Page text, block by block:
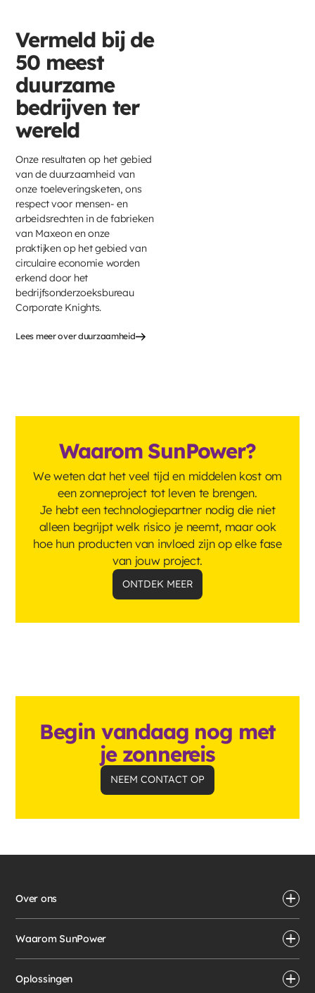
Vermeld bij de
50 meest
duurzame
bedrijven ter
wereld
Onze resultaten op het gebied
van de duurzaamheid van
onze toeleveringsketen, ons
respect voor mensen- en
arbeidsrechten in de fabrieken
van Maxeon en onze
praktijken op het gebied van
circulaire economie worden
erkend door het
bedrijfsonderzoeksbureau
Corporate Knights.
Lees meer over duurzaamheid
Waarom SunPower?
We weten dat het veel tijd en middelen kost om
een zonneproject tot leven te brengen.
Je hebt een technologiepartner nodig die niet
alleen begrijpt welk risico je neemt, maar ook
hoe hun producten van invloed zijn op elke fase
van jouw project.
ONTDEK MEER
Begin vandaag nog met
je zonnereis
NEEM CONTACT OP
Over ons
Waarom SunPower
Oplossingen